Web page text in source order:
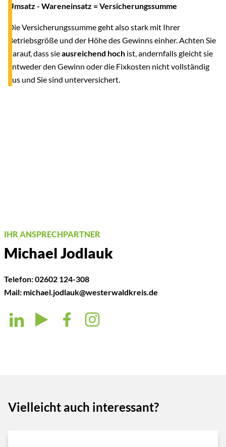
Umsatz - Wareneinsatz = Versicherungssumme
Die Versicherungssumme geht also stark mit Ihrer
Betriebsgröße und der Höhe des Gewinns einher. Achten Sie
darauf, dass sieausreichend hoch ist, andernfalls gleicht sie
entweder den Gewinn oder die Fixkosten nicht vollständig
aus und Sie sind unterversichert.
IHR ANSPRECHPARTNER
Michael Jodlauk
Telefon:02602 124-308
Mail: michael.jodlauk@westerwaldkreis.de
Vielleicht auch interessant?